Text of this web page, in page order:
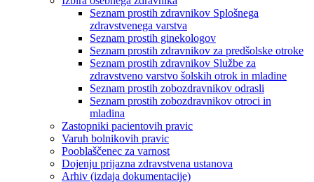
Seznam prostih zdravnikov Splošnega
zdravstvenega varstva
Seznam prostih ginekologov
Seznam prostih zdravnikov za predšolske otroke
Seznam prostih zdravnikov Službe za
zdravstveno varstvo šolskih otrok in mladine
Seznam prostih zobozdravnikov odrasli
Seznam prostih zobozdravnikov otroci in
mladina
Zastopniki pacientovih pravic
Varuh bolnikovih pravic
Pooblaščenec za varnost
Dojenju prijazna zdravstvena ustanova
Arhiv (izdaja dokumentacije)